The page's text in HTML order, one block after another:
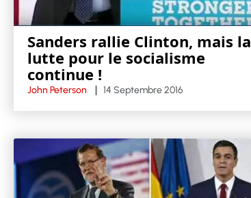
Sanders rallie Clinton, mais la
lutte pour le socialisme
continue !
John Peterson 14 Septembre 2016